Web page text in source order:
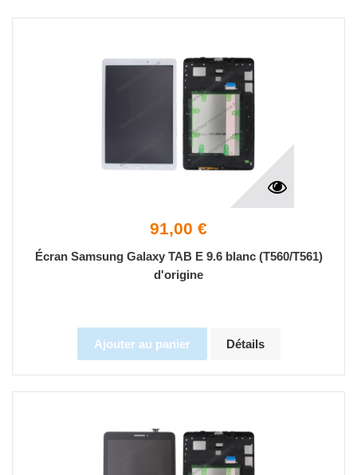
91,00 €
Écran Samsung Galaxy TAB E 9.6 blanc (T560/T561)
d'origine
Ajouter au panier Détails